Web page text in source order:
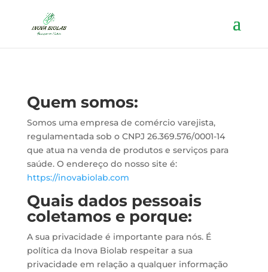
Quem somos:
Somos uma empresa de comércio varejista,
regulamentada sob o CNPJ 26.369.576/0001-14
que atua na venda de produtos e serviços para
saúde. O endereço do nosso site é:
https://inovabiolab.com
Quais dados pessoais
coletamos e porque:
A sua privacidade é importante para nós. É
política da Inova Biolab respeitar a sua
privacidade em relação a qualquer informação